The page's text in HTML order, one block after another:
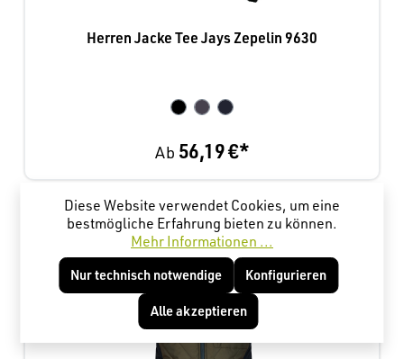
Herren Jacke Tee Jays Zepelin 9630
Ab 56,19 €*
Produktgalerie überspringen
Kunden haben sich ebenfalls angesehen
Diese Website verwendet Cookies, um eine
bestmögliche Erfahrung bieten zu können.
Mehr Informationen ...
Nur technisch notwendige Konfigurieren
Alle akzeptieren